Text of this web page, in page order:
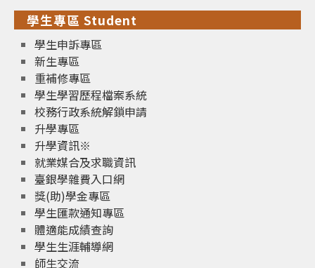
學生專區 Student
學生申訴專區
新生專區
重補修專區
學生學習歷程檔案系統
校務行政系統解鎖申請
升學專區
升學資訊※
就業媒合及求職資訊
臺銀學雜費入口網
獎(助)學金專區
學生匯款通知專區
體適能成績查詢
學生生涯輔導網
師生交流